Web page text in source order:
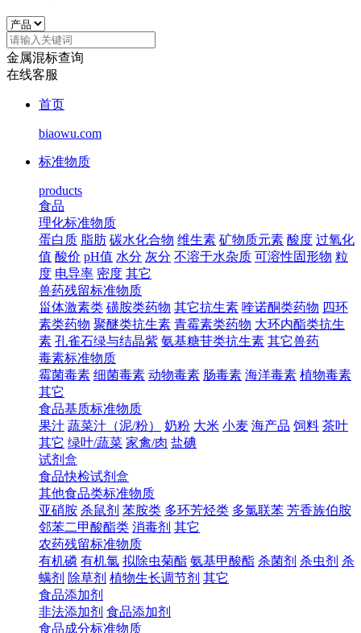
金属混标查询
在线客服
首页
biaowu.com
标准物质
products
食品
理化标准物质
蛋白质 脂肪 碳水化合物 维生素 矿物质元素 酸度 过氧化
值 酸价 pH值 水分 灰分 不溶于水杂质 可溶性固形物 粒
度 电导率 密度 其它
兽药残留标准物质
甾体激素类 磺胺类药物 其它抗生素 喹诺酮类药物 四环
素类药物 聚醚类抗生素 青霉素类药物 大环内酯类抗生
素 孔雀石绿与结晶紫 氨基糖苷类抗生素 其它兽药
毒素标准物质
霉菌毒素 细菌毒素 动物毒素 肠毒素 海洋毒素 植物毒素
其它
食品基质标准物质
果汁 蔬菜汁（泥/粉） 奶粉 大米 小麦 海产品 饲料 茶叶
其它 绿叶/蔬菜 家禽/肉 盐碘
试剂盒
食品快检试剂盒
其他食品类标准物质
亚硝胺 杀鼠剂 苯胺类 多环芳烃类 多氯联苯 芳香族伯胺
邻苯二甲酸酯类 消毒剂 其它
农药残留标准物质
有机磷 有机氯 拟除虫菊酯 氨基甲酸酯 杀菌剂 杀虫剂 杀
螨剂 除草剂 植物生长调节剂 其它
食品添加剂
非法添加剂 食品添加剂
食品成分标准物质